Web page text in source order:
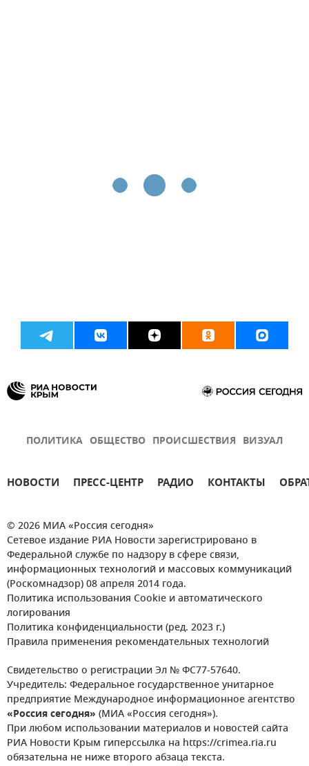
ПОЛИТИКА ОБЩЕСТВО ПРОИСШЕСТВИЯ ВИЗУАЛ
НОВОСТИ ПРЕСС-ЦЕНТР РАДИО КОНТАКТЫ
© 2026 МИА «Россия сегодня»
Сетевое издание РИА Новости зарегистрировано в
Федеральной службе по надзору в сфере связи,
информационных технологий и массовых коммуникаций
(Роскомнадзор) 08 апреля 2014 года.
Политика использования Cookie и автоматического
логирования
Политика конфиденциальности (ред. 2023 г.)
Правила применения рекомендательных технологий
Свидетельство о регистрации Эл № ФС77-57640.
Учредитель: Федеральное государственное унитарное
предприятие Международное информационное агентство
«Россия сегодня» (МИА «Россия сегодня»).
При любом использовании материалов и новостей сайта
РИА Новости Крым гиперссылка на https://crimea.ria.ru
обязательна не ниже второго абзаца текста.